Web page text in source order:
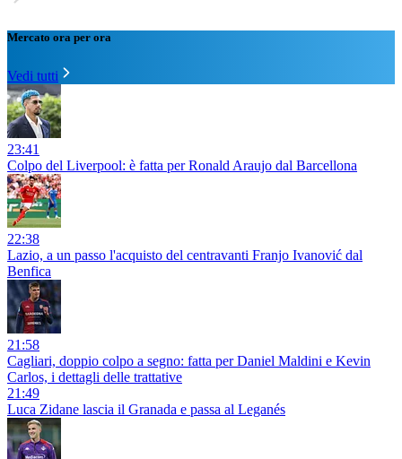
Mercato ora per ora
Vedi tutti
23:41
Colpo del Liverpool: è fatta per Ronald Araujo dal Barcellona
22:38
Lazio, a un passo l'acquisto del centravanti Franjo Ivanović dal
Benfica
21:58
Cagliari, doppio colpo a segno: fatta per Daniel Maldini e Kevin
Carlos, i dettagli delle trattative
21:49
Luca Zidane lascia il Granada e passa al Leganés